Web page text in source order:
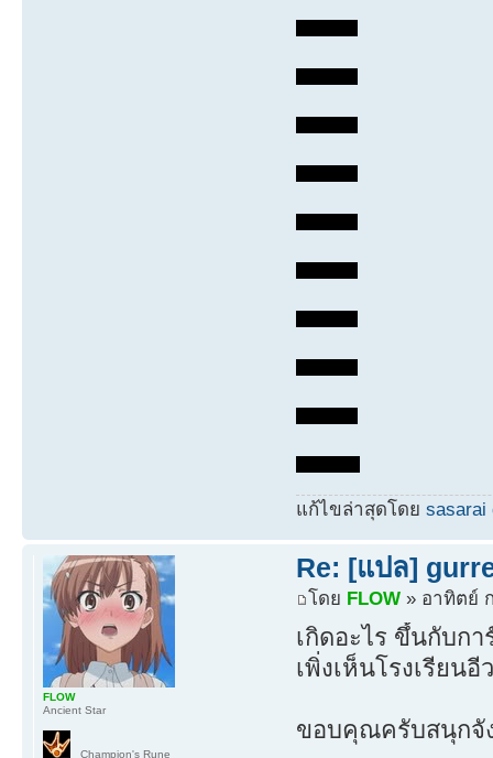
แก้ไขล่าสุดโดยsasarai
Re: [แปล]
โดย FLOW » อาทิตย์
เกิดอะไร ขึ้นกับก
เพิ่งเห็นโรงเรียน
ขอบคุณครับสนุกจั
FLOW
Ancient Star
Champion's Rune